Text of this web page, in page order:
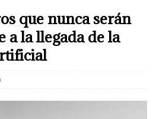
que nunca serán
a la llegada de la